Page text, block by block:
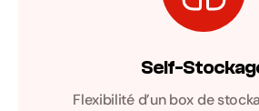
Self-
Flexibilité d’un box de